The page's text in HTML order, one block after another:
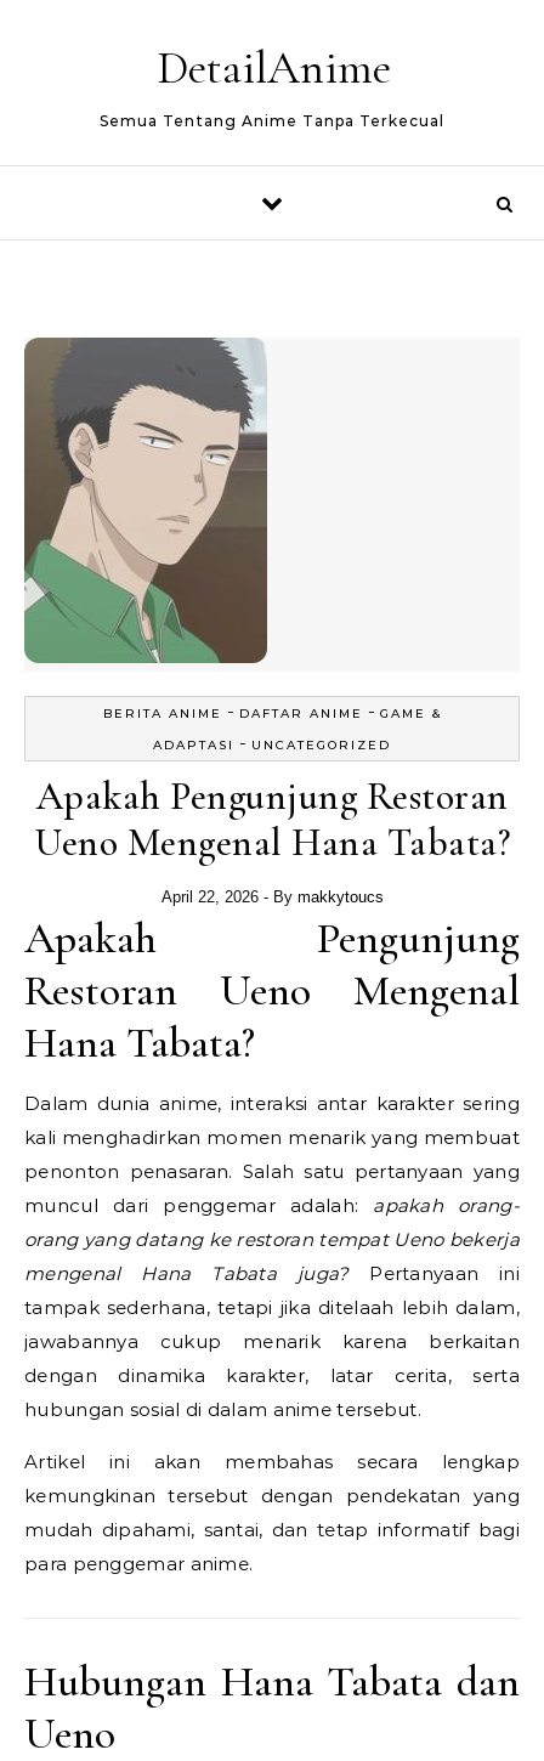
DetailAnime
Semua Tentang Anime Tanpa Terkecual
BERITA ANIME - DAFTAR ANIME - GAME &
ADAPTASI
- UNCATEGORIZED
Apakah Pengunjung Restoran
Ueno Mengenal Hana Tabata?
April 22, 2026 - By makkytoucs
Apakah Pengunjung
Restoran Ueno Mengenal
Hana Tabata?
Dalam dunia anime, interaksi antar karakter sering
kali menghadirkan momen menarik yang membuat
penonton penasaran. Salah satu pertanyaan yang
muncul dari penggemar adalah: apakah orang-
orang yang datang ke restoran tempat Ueno bekerja
mengenal Hana Tabata juga?Pertanyaan ini
tampak sederhana, tetapi jika ditelaah lebih dalam,
jawabannya cukup menarik karena berkaitan
dengan dinamika karakter, latar cerita, serta
hubungan sosial di dalam anime tersebut.
Artikel ini akan membahas secara lengkap
kemungkinan tersebut dengan pendekatan yang
mudah dipahami, santai, dan tetap informatif bagi
para penggemar anime.
Hubungan Hana Tabata dan
Ueno